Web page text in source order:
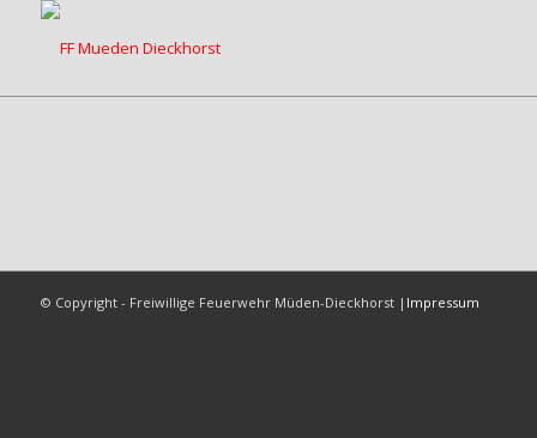
© Copyright - Freiwillige Feuerwehr Müden-Dieckhorst | Impressum